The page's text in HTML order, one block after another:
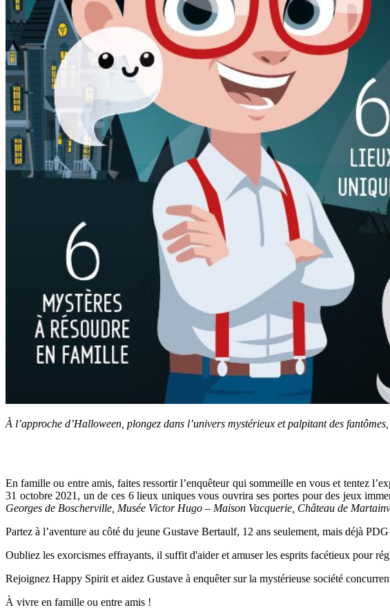
À l’approche d’Halloween, plongez dans l’univers mystérieux et palpitant des
En famille ou entre amis, faites ressortir l’enquêteur qui sommeille en vous et tentez
31 octobre 2021, un de ces 6 lieux uniques vous ouvrira ses portes pour des jeux
Georges de Boscherville, Musée Victor Hugo – Maison Vacquerie, Château de
Partez à l’aventure au côté du jeune Gustave Bertaulf, 12 ans seulement, mais déjà
Oubliez les exorcismes effrayants, il suffit d'aider et amuser les esprits facétieux pour
Rejoignez Happy Spirit et aidez Gustave à enquêter sur la mystérieuse société
À vivre en famille ou entre amis !